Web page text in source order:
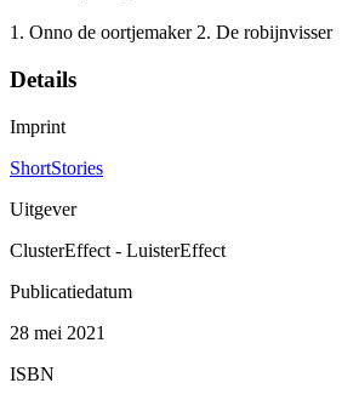
1. Onno de oortjemaker 2. De robijnvisser
Details
Imprint
ShortStories
Uitgever
ClusterEffect - LuisterEffect
Publicatiedatum
28 mei 2021
ISBN